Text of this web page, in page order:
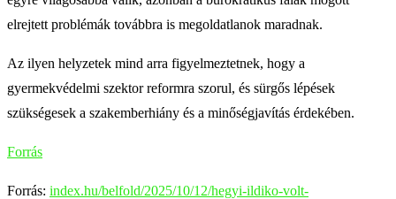
elrejtett problémák továbbra is megoldatlanok maradnak.
Az ilyen helyzetek mind arra figyelmeztetnek, hogy a
gyermekvédelmi szektor reformra szorul, és sürgős lépések
szükségesek a szakemberhiány és a minőségjavítás érdekében.
Forrás
Forrás: index.hu/belfold/2025/10/12/hegyi-ildiko-volt-